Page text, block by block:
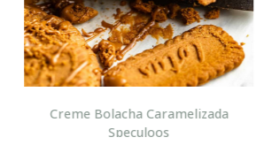
Creme Bolacha Caramelizada
Speculoos